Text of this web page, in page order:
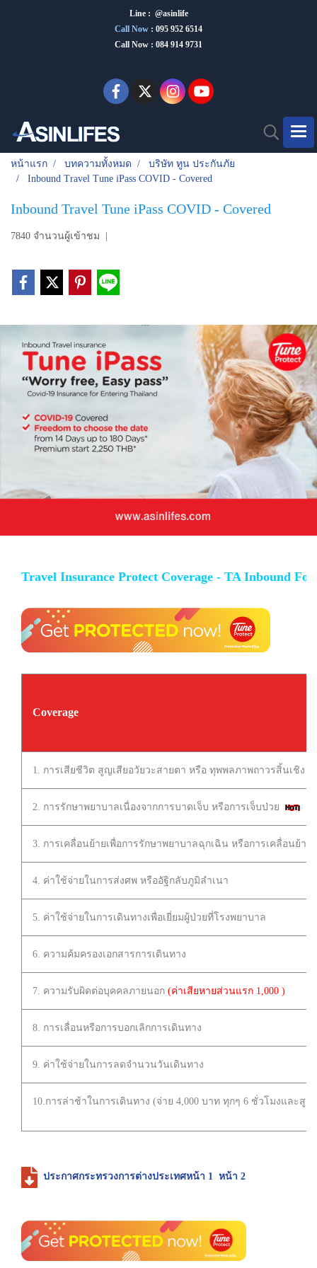
Line : @asinlife
Call Now : 095 952 6514
Call Now : 084 914 9731
หน้าแรก บทความทั้งหมด
บริษัท ทูน ประกันภัย
Inbound Travel Tune iPass COVID - Covered
Inbound Travel Tune iPass COVID - Covered
7840 จำนวนผู้เข้าชม
Travel Insurance Protect Coverage - TA Inbound
Coverage
1. การเสียชีวิต สูญเสียอวัยวะสายตา หรือ ทุพพลภาพถาวรสิ้นเชิง เ
2. การรักษาพยาบาลเนื่องจากการบาดเจ็บ หรือการเจ็บป่วย
3. การเคลื่อนย้ายเพื่อการรักษาพยาบาลฉุกเฉิน หรือการเคลื่อนย้าย
4. ค่าใช้จ่ายในการส่งศพ หรืออัฐิกลับภูมิลำเนา
5. ค่าใช้จ่ายในการเดินทางเพื่อเยี่ยมผู้ป่วยที่โรงพยาบาล
6. ความค้มครองเอกสารการเดินทาง
7. ความรับผิดต่อบุคคลภายนอก (ค่าเสียหายส่วนแรก 1,000 )
8. การเลื่อนหรือการบอกเลิกการเดินทาง
9. ค่าใช้จ่ายในการลดจำนวนวันเดินทาง
10.การล่าช้าในการเดินทาง (จ่าย 4,000 บาท ทุกๆ 6 ชั่วโมงและสู
ประกาศกระทรวงการต่างประเทศหน้า 1 หน้า 2